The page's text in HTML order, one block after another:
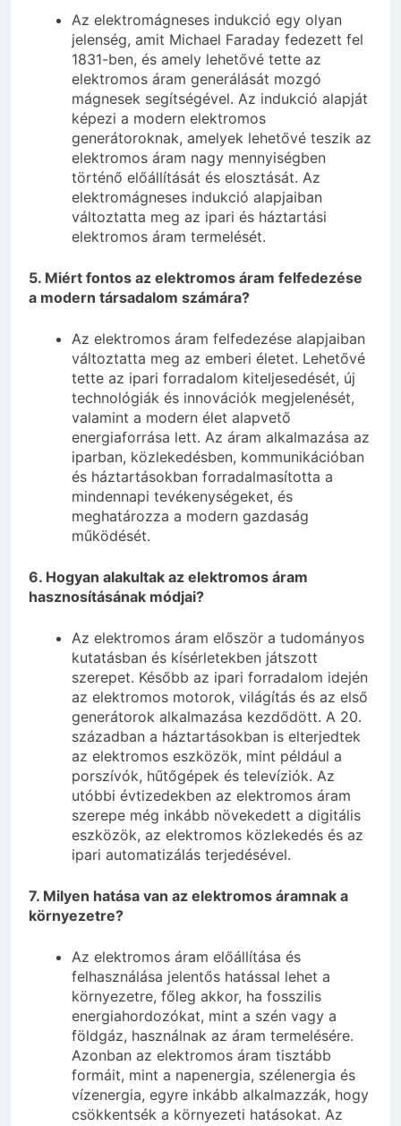
Az elektromágneses indukció egy olyan
jelenség, amit Michael Faraday fedezett fel
1831-ben, és amely lehetővé tette az
elektromos áram generálását mozgó
mágnesek segítségével. Az indukció alapját
képezi a modern elektromos
generátoroknak, amelyek lehetővé teszik az
elektromos áram nagy mennyiségben
történő előállítását és elosztását. Az
elektromágneses indukció alapjaiban
változtatta meg az ipari és háztartási
elektromos áram termelését.
5. Miért fontos az elektromos áram felfedezése
a modern társadalom számára?
Az elektromos áram felfedezése alapjaiban
változtatta meg az emberi életet. Lehetővé
tette az ipari forradalom kiteljesedését, új
technológiák és innovációk megjelenését,
valamint a modern élet alapvető
energiaforrása lett. Az áram alkalmazása az
iparban, közlekedésben, kommunikációban
és háztartásokban forradalmasította a
mindennapi tevékenységeket, és
meghatározza a modern gazdaság
működését.
6. Hogyan alakultak az elektromos áram
hasznosításának módjai?
Az elektromos áram először a tudományos
kutatásban és kísérletekben játszott
szerepet. Később az ipari forradalom idején
az elektromos motorok, világítás és az első
generátorok alkalmazása kezdődött. A 20.
században a háztartásokban is elterjedtek
az elektromos eszközök, mint például a
porszívók, hűtőgépek és televíziók. Az
utóbbi évtizedekben az elektromos áram
szerepe még inkább növekedett a digitális
eszközök, az elektromos közlekedés és az
ipari automatizálás terjedésével.
7. Milyen hatása van az elektromos áramnak a
környezetre?
Az elektromos áram előállítása és
felhasználása jelentős hatással lehet a
környezetre, főleg akkor, ha fosszilis
energiahordozókat, mint a szén vagy a
földgáz, használnak az áram termelésére.
Azonban az elektromos áram tisztább
formáit, mint a napenergia, szélenergia és
vízenergia, egyre inkább alkalmazzák, hogy
csökkentsék a környezeti hatásokat. Az